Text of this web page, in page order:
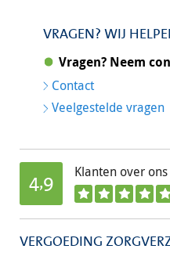
VRAGEN? WIJ
Vragen? Neem
Contact
Veelgestelde vragen
4,9
Klanten over
VERGOEDING